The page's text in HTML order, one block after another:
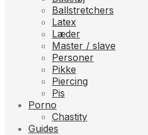
Ballstretchers
Latex
Læder
Master / slave
Personer
Pikke
Piercing
Pis
Porno
Chastity
Guides